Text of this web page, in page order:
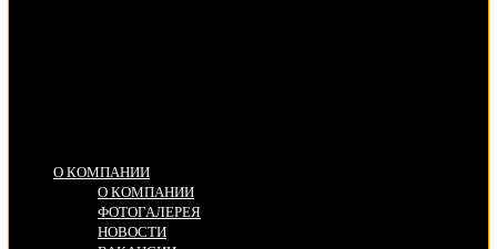
О КОМПАНИИ
О КОМПАНИИ
ФОТОГАЛЕРЕЯ
НОВОСТИ